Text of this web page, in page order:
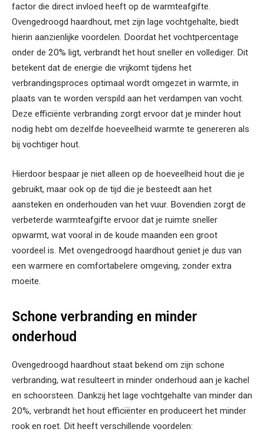
factor die direct invloed heeft op de warmteafgifte.
Ovengedroogd haardhout, met zijn lage vochtgehalte, biedt
hierin aanzienlijke voordelen. Doordat het vochtpercentage
onder de 20% ligt, verbrandt het hout sneller en vollediger. Dit
betekent dat de energie die vrijkomt tijdens het
verbrandingsproces optimaal wordt omgezet in warmte, in
plaats van te worden verspild aan het verdampen van vocht.
Deze efficiënte verbranding zorgt ervoor dat je minder hout
nodig hebt om dezelfde hoeveelheid warmte te genereren als
bij vochtiger hout.
Hierdoor bespaar je niet alleen op de hoeveelheid hout die je
gebruikt, maar ook op de tijd die je besteedt aan het
aansteken en onderhouden van het vuur. Bovendien zorgt de
verbeterde warmteafgifte ervoor dat je ruimte sneller
opwarmt, wat vooral in de koude maanden een groot
voordeel is. Met ovengedroogd haardhout geniet je dus van
een warmere en comfortabelere omgeving, zonder extra
moeite.
Schone verbranding en minder
onderhoud
Ovengedroogd haardhout staat bekend om zijn schone
verbranding, wat resulteert in minder onderhoud aan je kachel
en schoorsteen. Dankzij het lage vochtgehalte van minder dan
20%, verbrandt het hout efficiënter en produceert het minder
rook en roet. Dit heeft verschillende voordelen: